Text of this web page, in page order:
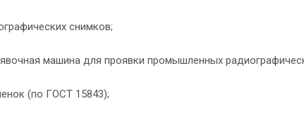
снимков;
машина для проявки промышленных
(по ГОСТ 15843);